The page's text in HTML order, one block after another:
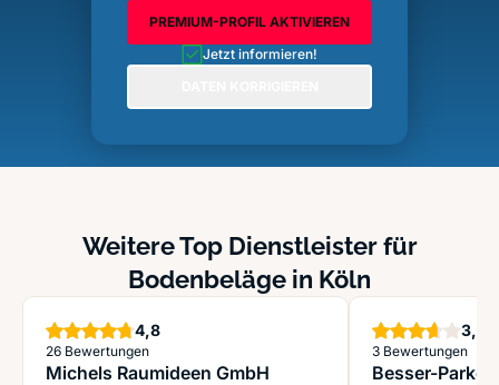
PREMIUM-PROFIL AKTIVIEREN
Jetzt informieren!
Weitere Top Dienstleister für
Bodenbeläge in Köln
4,8Sterne
26 Bewertungen
Michels Raumideen GmbH
3,7
3 Bewertungen
Besser-Parkett